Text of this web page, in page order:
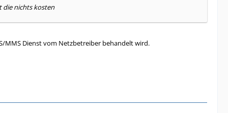
die nichts kosten
MMS Dienst vom Netzbetreiber behandelt wird.